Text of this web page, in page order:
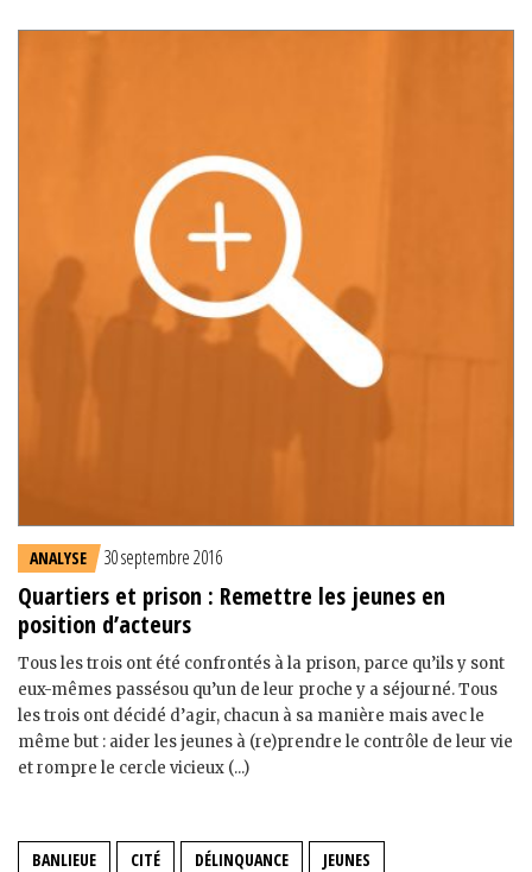
ANALYSE 30 septembre 2016
Quartiers et prison : Remettre les jeunes en
position d’acteurs
Tous les trois ont été confrontés à la prison, parce qu’ils y sont
eux-mêmes passésou qu’un de leur proche y a séjourné. Tous
les trois ont décidé d’agir, chacun à sa manière mais avec le
même but : aider les jeunes à (re)prendre le contrôle de leur vie
et rompre le cercle vicieux (...)
BANLIEUE CITÉ DÉLINQUANCE
JEUNES